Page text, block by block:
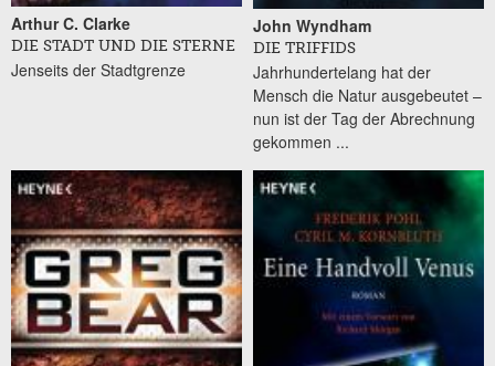
Arthur C. Clarke
DIE STADT UND DIE STERNE
Jenseits der Stadtgrenze
John Wyndham
DIE TRIFFIDS
Jahrhundertelang hat der
Mensch die Natur ausgebeutet –
nun ist der Tag der Abrechnung
gekommen ...